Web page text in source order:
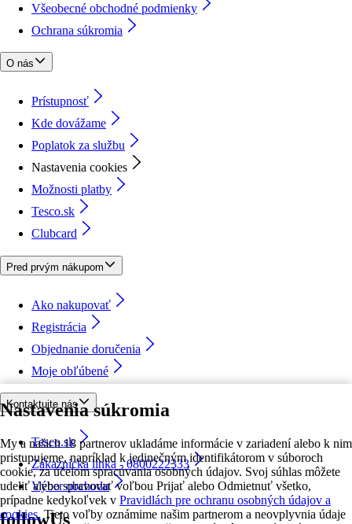
Nastavenia súkromia
My a našich 18 partnerov ukladáme informácie v zariadení alebo k nim
pristupujeme, napríklad k jedinečným identifikátorom v súboroch
cookie, za účelom spracúvania osobných údajov. Svoj súhlas môžete
udeliť alebo spravovať voľbou Prijať alebo Odmietnuť všetko,
prípadne kedykoľvek v Pravidlách pre ochranu osobných údajov a
cookies. Tieto voľby oznámime našim partnerom a neovplyvnia údaje
Všeobecné obchodné podmienky
Ochrana súkromia
O nás
Prístupnosť
Kde dovážame
Poplatok za službu
Nastavenia cookies
Možnosti platby
Tesco.sk
Clubcard
Pred prvým nákupom
Ako nakupovať
Registrácia
Objednanie doručenia
Moje obľúbené
Kontaktujte nás
Tesco.sk
Zákaznícka linka - 0800222333
Výber obchodu
followUs